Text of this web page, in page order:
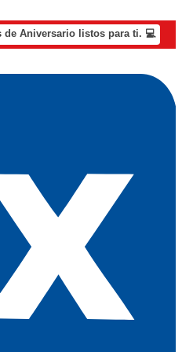
de Aniversario listos para ti. 💻